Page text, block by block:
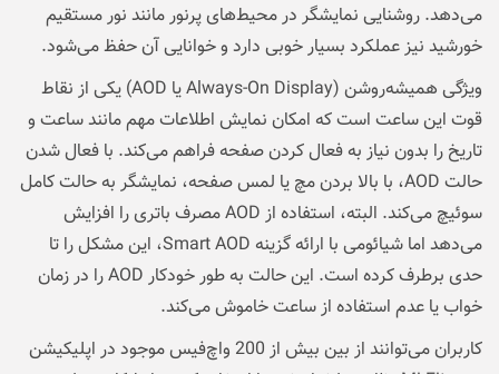
می‌دهد. روشنایی نمایشگر در محیط‌های پرنور مانند نور مستقیم
خورشید نیز عملکرد بسیار خوبی دارد و خوانایی آن حفظ می‌شود.
ویژگی همیشه‌روشن (Always-On Display یا AOD) یکی از نقاط
قوت این ساعت است که امکان نمایش اطلاعات مهم مانند ساعت و
تاریخ را بدون نیاز به فعال کردن صفحه فراهم می‌کند. با فعال شدن
حالت AOD، با بالا بردن مچ یا لمس صفحه، نمایشگر به حالت کامل
سوئیچ می‌کند. البته، استفاده از AOD مصرف باتری را افزایش
می‌دهد اما شیائومی با ارائه گزینه Smart AOD، این مشکل را تا
حدی برطرف کرده است. این حالت به طور خودکار AOD را در زمان
خواب یا عدم استفاده از ساعت خاموش می‌کند.
کاربران می‌توانند از بین بیش از 200 واچ‌فیس موجود در اپلیکیشن